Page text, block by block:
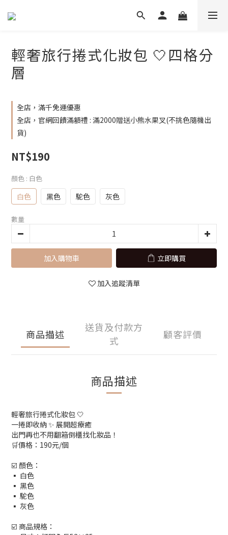
輕奢旅行捲式化妝包 🤍四格分
層
全店，滿千免運優惠
全店，官網回饋滿額禮 : 滿2000贈送小熊水果叉(不挑色隨機出
貨)
NT$190
顏色 : 白色
白色 黑色 駝色 灰色
數量
加入購物車 立即購買
加入追蹤清單
商品描述
送貨及付款方
式
顧客評價
商品描述
輕奢旅行捲式化妝包 🤍
一捲即收納 ✨ 展開超療癒
出門再也不用翻箱倒櫃找化妝品！
🛒價格：190元/個
☑️ 顏色：
▪ 白色
▪ 黑色
▪ 駝色
▪ 灰色
☑️ 商品規格：